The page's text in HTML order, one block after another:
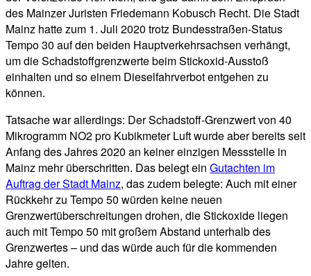
des Mainzer Juristen Friedemann Kobusch Recht. Die Stadt
Mainz hatte zum 1. Juli 2020 trotz Bundesstraßen-Status
Tempo 30 auf den beiden Hauptverkehrsachsen verhängt,
um die Schadstoffgrenzwerte beim Stickoxid-Ausstoß
einhalten und so einem Dieselfahrverbot entgehen zu
können.
Tatsache war allerdings: Der Schadstoff-Grenzwert von 40
Mikrogramm NO2 pro Kubikmeter Luft wurde aber bereits seit
Anfang des Jahres 2020 an keiner einzigen Messstelle in
Mainz mehr überschritten. Das belegt ein Gutachten im
Auftrag der Stadt Mainz, das zudem belegte: Auch mit einer
Rückkehr zu Tempo 50 würden keine neuen
Grenzwertüberschreitungen drohen, die Stickoxide liegen
auch mit Tempo 50 mit großem Abstand unterhalb des
Grenzwertes – und das würde auch für die kommenden
Jahre gelten.